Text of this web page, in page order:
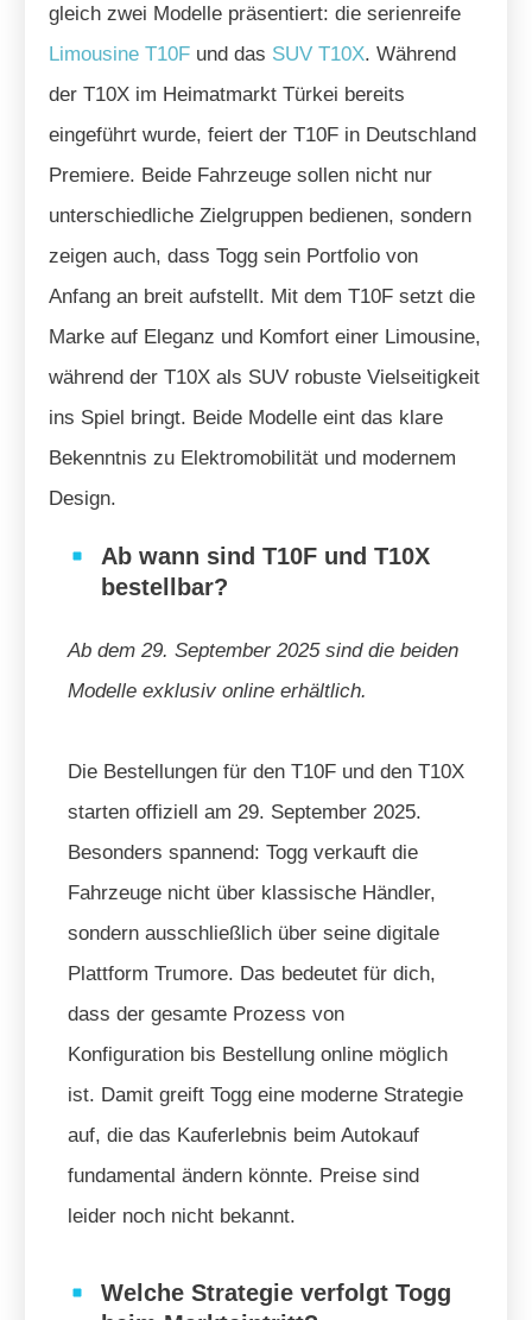
gleich zwei Modelle präsentiert: die serienreife
Limousine T10F und das SUV T10X. Während
der T10X im Heimatmarkt Türkei bereits
eingeführt wurde, feiert der T10F in Deutschland
Premiere. Beide Fahrzeuge sollen nicht nur
unterschiedliche Zielgruppen bedienen, sondern
zeigen auch, dass Togg sein Portfolio von
Anfang an breit aufstellt. Mit dem T10F setzt die
Marke auf Eleganz und Komfort einer Limousine,
während der T10X als SUV robuste Vielseitigkeit
ins Spiel bringt. Beide Modelle eint das klare
Bekenntnis zu Elektromobilität und modernem
Design.
Ab wann sind T10F und T10X
bestellbar?
Ab dem 29. September 2025 sind die beiden
Modelle exklusiv online erhältlich.
Die Bestellungen für den T10F und den T10X
starten offiziell am 29. September 2025.
Besonders spannend: Togg verkauft die
Fahrzeuge nicht über klassische Händler,
sondern ausschließlich über seine digitale
Plattform Trumore. Das bedeutet für dich,
dass der gesamte Prozess von
Konfiguration bis Bestellung online möglich
ist. Damit greift Togg eine moderne Strategie
auf, die das Kauferlebnis beim Autokauf
fundamental ändern könnte. Preise sind
leider noch nicht bekannt.
Welche Strategie verfolgt Togg